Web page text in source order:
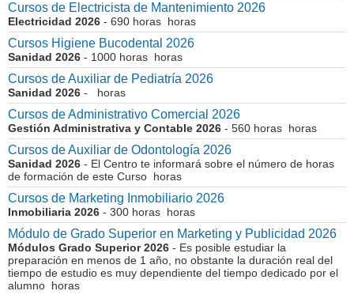
Cursos de Electricista de Mantenimiento 2026
Electricidad 2026 - 690 horas horas
Cursos Higiene Bucodental 2026
Sanidad 2026 - 1000 horas horas
Cursos de Auxiliar de Pediatría 2026
Sanidad 2026 - horas
Cursos de Administrativo Comercial 2026
Gestión Administrativa y Contable 2026 - 560 horas horas
Cursos de Auxiliar de Odontología 2026
Sanidad 2026 - El Centro te informará sobre el número de horas
de formación de este Curso horas
Cursos de Marketing Inmobiliario 2026
Inmobiliaria 2026 - 300 horas horas
Módulo de Grado Superior en Marketing y Publicidad 2026
Módulos Grado Superior 2026 - Es posible estudiar la
preparación en menos de 1 año, no obstante la duración real del
tiempo de estudio es muy dependiente del tiempo dedicado por el
alumno horas